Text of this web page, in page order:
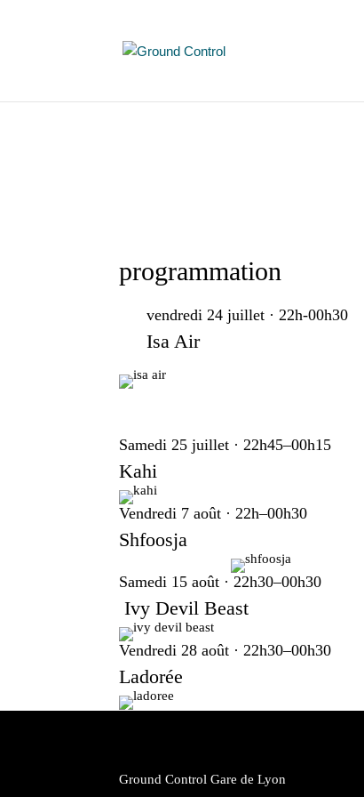
programmation
vendredi 24 juillet · 22h-00h30
Isa Air
Samedi 25 juillet · 22h45–00h15
Kahi
Vendredi 7 août · 22h–00h30
Shfoosja
Samedi 15 août · 22h30–00h30
Ivy Devil Beast
Vendredi 28 août · 22h30–00h30
Ladorée
Ground Control Gare de Lyon